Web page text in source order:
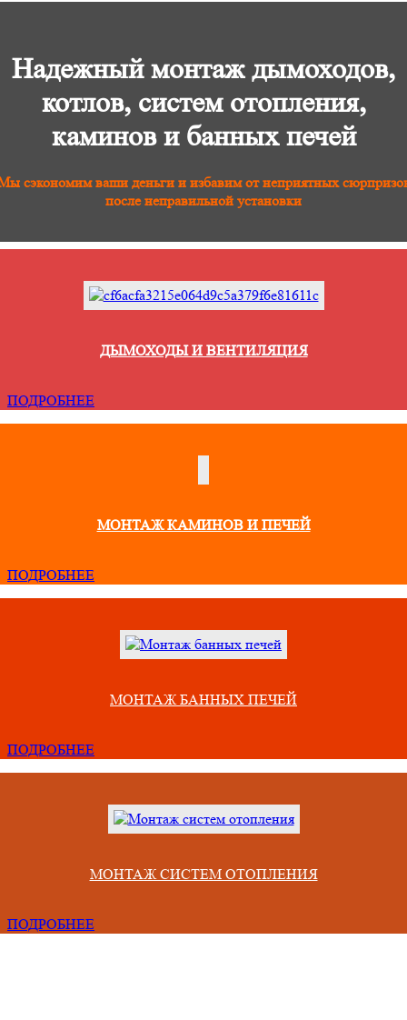
Надежный монтаж дымоходов,
котлов, систем отопления,
каминов и банных печей
сэкономим ваши деньги и избавим от неприятных
после неправильной установки
ДЫМОХОДЫ И ВЕНТИЛЯЦИЯ
ПОДРОБНЕЕ
МОНТАЖ КАМИНОВ И ПЕЧЕЙ
ПОДРОБНЕЕ
МОНТАЖ БАННЫХ ПЕЧЕЙ
ПОДРОБНЕЕ
МОНТАЖ СИСТЕМ ОТОПЛЕНИЯ
ПОДРОБНЕЕ